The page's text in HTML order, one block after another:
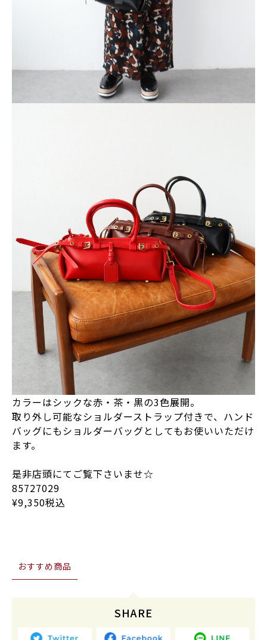
カラーはシックな赤・茶・黒の3色展開。
取り外し可能なショルダーストラップ付きで、ハンド
バッグにもショルダーバッグとしてもお使いいただけ
ます。
是非店頭にてご覧下さいませ☆
85727029
¥9,350税込
おすすめ商品
SHARE